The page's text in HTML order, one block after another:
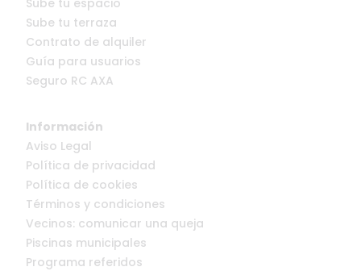
Sube tu terraza
Contrato de alquiler
Guía para usuarios
Seguro RC AXA
Información
Aviso Legal
Política de privacidad
Política de cookies
Términos y condiciones
Vecinos: comunicar una queja
Piscinas municipales
Programa referidos